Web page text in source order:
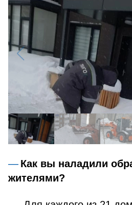
Как вы наладили
жителями?